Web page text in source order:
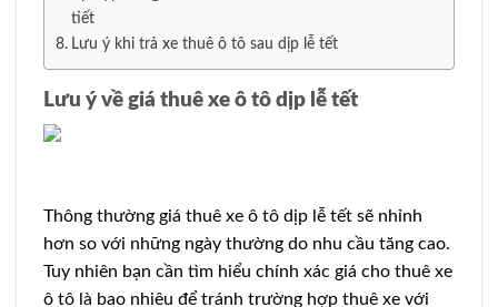
tiết
Lưu ý khi trả xe thuê ô tô sau dịp lễ tết
Lưu ý về giá thuê xe ô tô dịp lễ tết
Thông thường giá thuê xe ô tô dịp lễ tết sẽ nhỉnh
hơn so với những ngày thường do nhu cầu tăng cao.
Tuy nhiên bạn cần tìm hiểu chính xác giá cho thuê xe
ô tô là bao nhiêu để tránh trường hợp thuê xe với